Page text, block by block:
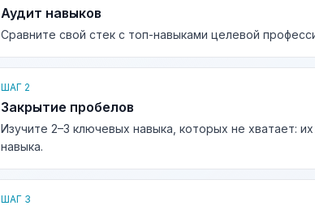
Аудит навыков
Сравните свой стек с топ-навыками целевой
ШАГ 2
Закрытие пробелов
Изучите 2–3 ключевых навыка, которых не хватает:
навыка.
ШАГ 3